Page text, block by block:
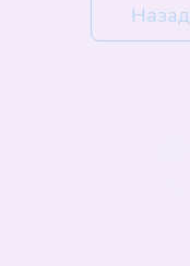
Назад